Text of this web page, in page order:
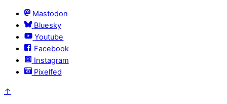
Mastodon
Bluesky
Youtube
Facebook
Instagram
Pixelfed
↑